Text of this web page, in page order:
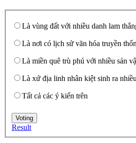
Là vùng đất với nhiều danh lam
Là nơi có lịch sử văn hóa truyền
Là miền quê trù phú với nhiều sản
Là xứ địa linh nhân kiệt sinh ra
Tất cả các ý kiến trên
Result